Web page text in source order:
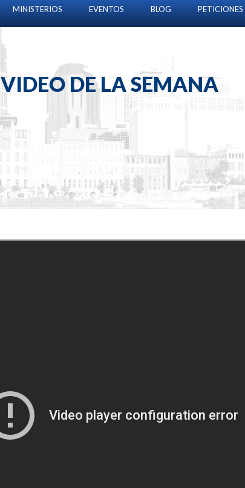
MINISTERIOS EVENTOS BLOG PETICIONES
VIDEO DE LA SEMANA